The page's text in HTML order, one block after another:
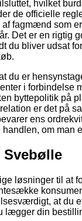
hvilket
de officielle
fagmænd som
Det er en rigtig
du bliver udsat
du er
i forbindelse
byttepolitik på
er det på
ens
om man
løsninger til at
at du
lægger din